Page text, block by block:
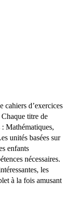
cahiers d’exercices
titre de
Mathématiques,
unités basées sur
enfants
nécessaires.
les
à la fois amusant